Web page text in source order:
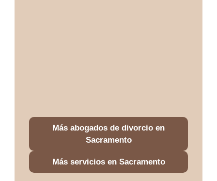
Más abogados de divorcio en
Sacramento
Más servicios en Sacramento